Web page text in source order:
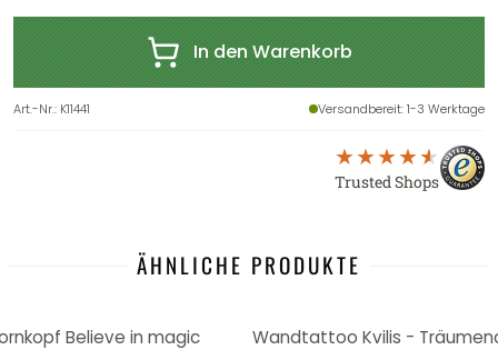
In den Warenkorb
Art.-Nr.: K11441 Versandbereit: 1-3 Werktage
Trusted Shops
ÄHNLICHE PRODUKTE
Believe in magic
Wandtattoo Kvilis -